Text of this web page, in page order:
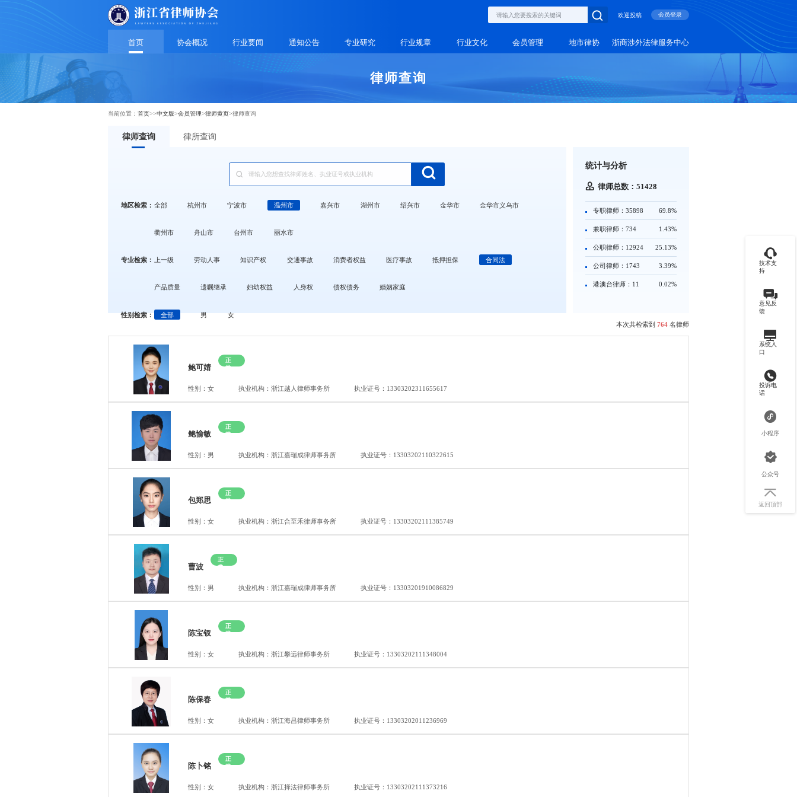
欢迎投稿 会员登录
首页 协会概况 行业要闻 通知公告 专业研究 行业规章 行业文化 会员管理 地市律协 浙商涉外法律服务中心
律师查询
当前位置： 首页>>中文版>会员管理>律师黄页>律师查询
律师查询 律所查询
地区检索： 全部 杭州市 宁波市 温州市 嘉兴市 湖州市 绍兴市 金华市 金华市义乌市
衢州市 舟山市 台州市 丽水市
专业检索： 上一级 劳动人事 知识产权 交通事故 消费者权益 医疗事故 抵押担保 合同法
产品质量 遗嘱继承 妇幼权益 人身权 债权债务 婚姻家庭
性别检索： 全部 男 女
统计与分析
律师总数：51428
专职律师：35898 69.8%
兼职律师：734 1.43%
公职律师：12924 25.13%
公司律师：1743 3.39%
港澳台律师：11 0.02%
本次共检索到 764 名律师
鲍可婧
正
常
性别：女 执业机构：浙江越人律师事务所 执业证号：13303202311655617
鲍愉敏
正
常
性别：男 执业机构：浙江嘉瑞成律师事务所 执业证号：13303202110322615
包郑思
正
常
性别：女 执业机构：浙江合至禾律师事务所 执业证号：13303202111385749
曹波
正
常
性别：男 执业机构：浙江嘉瑞成律师事务所 执业证号：13303201910086829
陈宝钗
正
常
性别：女 执业机构：浙江攀远律师事务所 执业证号：13303202111348004
陈保春
正
常
性别：女 执业机构：浙江海昌律师事务所 执业证号：13303202011236969
陈卜铭
正
常
性别：女 执业机构：浙江择法律师事务所 执业证号：13303202111373216
技术支
持
意见反
馈
系统入
口
投诉电
话
小程序
公众号
返回顶部